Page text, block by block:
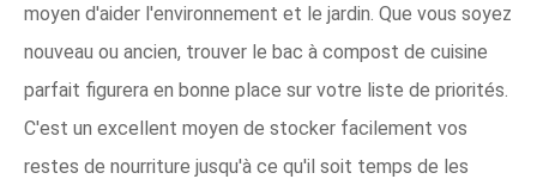
moyen d'aider l'environnement et le jardin. Que vous soyez
nouveau ou ancien, trouver le bac à compost de cuisine
parfait figurera en bonne place sur votre liste de priorités.
C'est un excellent moyen de stocker facilement vos
restes de nourriture jusqu'à ce qu'il soit temps de les